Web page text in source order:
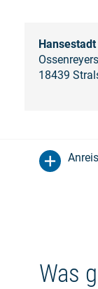
18439
Was